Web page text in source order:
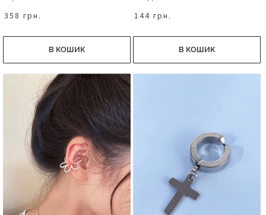
358 грн.
В КОШИК
144 грн.
В КОШИК